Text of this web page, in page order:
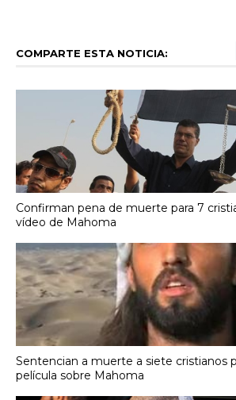
COMPARTE ESTA NOTICIA:
Confirman pena de muerte para 7
vídeo de Mahoma
Sentencian a muerte a siete cristianos
película sobre Mahoma